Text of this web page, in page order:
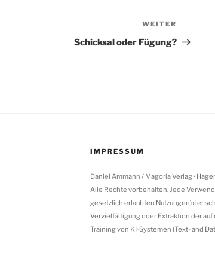
Beitrag
WEITER
Schicksal oder Fügung?
IMPRESSUM
Daniel Ammann / Magoria Verlag •
Alle Rechte vorbehalten. Jede
gesetzlich erlaubten Nutzungen) der
Vervielfältigung oder Extraktion der
Training von KI-Systemen (Text- and